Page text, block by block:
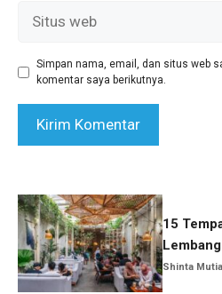
Simpan nama, email, dan situs web
komentar saya berikutnya.
15
Jam
Shinta